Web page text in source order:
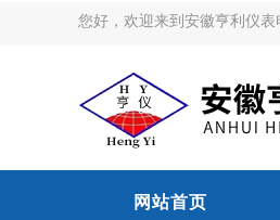
您好，欢迎来到安徽亨利仪表
网站首页